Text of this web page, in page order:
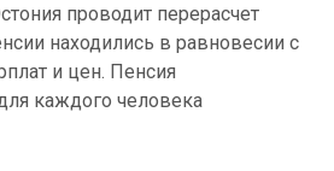
проводит перерасчет
находились в равновесии с
и цен. Пенсия
каждого человека